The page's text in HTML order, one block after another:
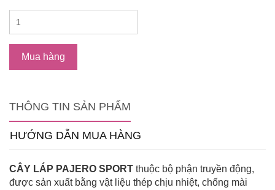
Mua hàng
THÔNG TIN SẢN PHẨM
HƯỚNG DẪN MUA HÀNG
CÂY LÁP PAJERO SPORT thuộc bộ phận truyền động,
được sản xuất bằng vật liệu thép chịu nhiệt, chống mài